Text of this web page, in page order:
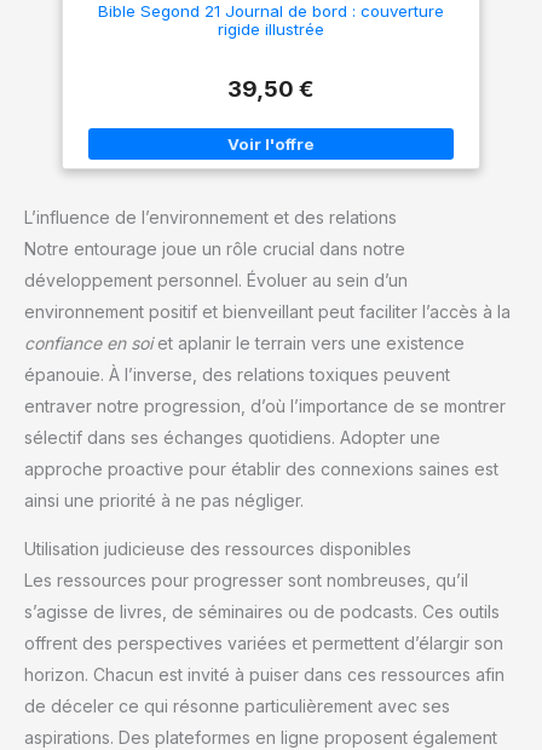
Bible Segond 21 Journal de bord : couverture
rigide illustrée
39,50 €
L’influence de l’environnement et des relations
Notre entourage joue un rôle crucial dans notre
développement personnel. Évoluer au sein d’un
environnement positif et bienveillant peut faciliter l’accès à la
confiance en soiet aplanir le terrain vers une existence
épanouie. À l’inverse, des relations toxiques peuvent
entraver notre progression, d’où l’importance de se montrer
sélectif dans ses échanges quotidiens. Adopter une
approche proactive pour établir des connexions saines est
ainsi une priorité à ne pas négliger.
Utilisation judicieuse des ressources disponibles
Les ressources pour progresser sont nombreuses, qu’il
s’agisse de livres, de séminaires ou de podcasts. Ces outils
offrent des perspectives variées et permettent d’élargir son
horizon. Chacun est invité à puiser dans ces ressources afin
de déceler ce qui résonne particulièrement avec ses
aspirations. Des plateformes en ligne proposent également